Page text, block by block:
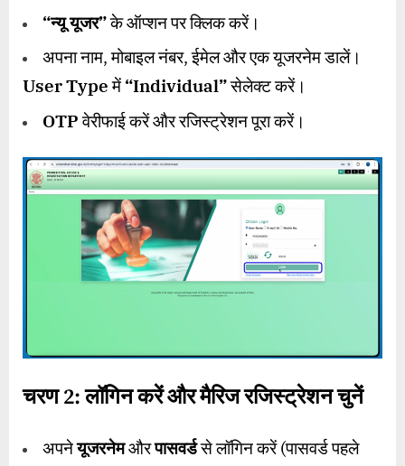
“न्यू यूजर”के ऑप्शन पर क्लिक करें।
अपना नाम, मोबाइल नंबर, ईमेल और एक यूजरनेम डालें।
User Typeमें “Individual”सेलेक्ट करें।
OTPवेरीफाई करें और रजिस्ट्रेशन पूरा करें।
चरण2:लॉगिन करें और मैरिज रजिस्ट्रेशन चुनें
अपनेयूजरनेमऔरपासवर्डसे लॉगिन करें (पासवर्ड पहले